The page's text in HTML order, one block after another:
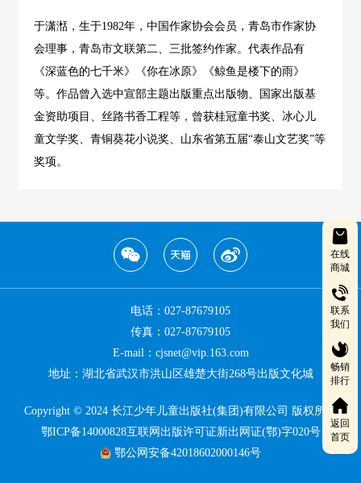
在线
商城
联系
我们
畅销
排行
返回
首页
于潇湉，生于1982年，中国作家协会会员，青岛市作家协
会理事，青岛市文联第二、三批签约作家。代表作品有
《深蓝色的七千米》《你在冰原》《鲸鱼是楼下的雨》
等。作品曾入选中宣部主题出版重点出版物、国家出版基
金资助项目、丝路书香工程等，曾获桂冠童书奖、冰心儿
童文学奖、青铜葵花小说奖、山东省第五届“泰山文艺奖”等
奖项。
电话：027-87679105
传真：027-87679105
E-mail：cjsnet@vip.163.com
地址：湖北省武汉市洪山区雄楚大街268号出版文化城
Copyright © 2024 长江少年儿童出版社(集团)有限公司 版权所有
鄂ICP备14000828互联网出版许可证新出网证(鄂)字020号
鄂公网安备42018602000146号